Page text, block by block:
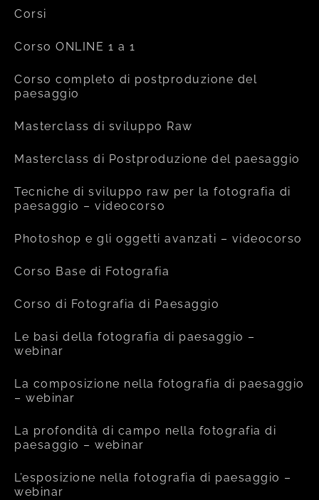
Corsi
Corso ONLINE 1 a 1
Corso completo di postproduzione del
paesaggio
Masterclass di sviluppo Raw
Masterclass di Postproduzione del paesaggio
Tecniche di sviluppo raw per la fotografia di
paesaggio – videocorso
Photoshop e gli oggetti avanzati – videocorso
Corso Base di Fotografia
Corso di Fotografia di Paesaggio
Le basi della fotografia di paesaggio –
webinar
La composizione nella fotografia di paesaggio
– webinar
La profondità di campo nella fotografia di
paesaggio – webinar
L’esposizione nella fotografia di paesaggio –
webinar